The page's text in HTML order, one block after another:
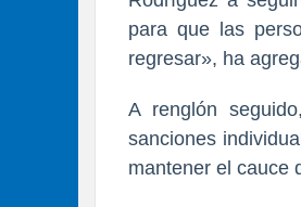
para que las
regresar», ha
A renglón
sanciones
mantener el cauce